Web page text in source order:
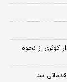
کوثری از نحوه
سنا